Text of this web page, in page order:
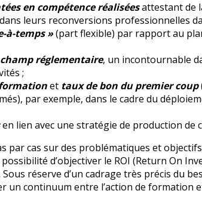
en compétence réaliséesattestant de
leurs reconversions professionnelles
à-temps »(part flexible) par rapport au
réglementaire, un incontournable
;
et taux de bon du premier coup
par exemple, dans le cadre du
en lien avec une stratégie de production de
par cas sur des problématiques et
d’objectiver le ROI (Return On
réserve d’un cadrage très précis du
un continuum entre l’action de formation